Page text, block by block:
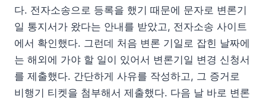
다. 전자소송으로 등록을 했기 때문에 문자로 변론기
일 통지서가 왔다는 안내를 받았고, 전자소송 사이트
에서 확인했다. 그런데 처음 변론 기일로 잡힌 날짜에
는 해외에 가야 할 일이 있어서 변론기일 변경 신청서
를 제출했다. 간단하게 사유를 작성하고, 그 증거로
비행기 티켓을 첨부해서 제출했다. 다음 날 바로 변론